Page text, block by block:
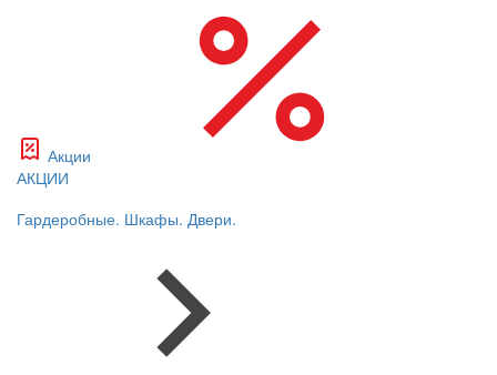
Акции
АКЦИИ
Гардеробные. Шкафы. Двери.